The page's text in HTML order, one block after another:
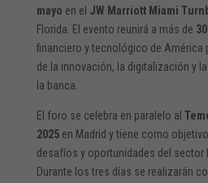
mayo en el JW Marriott Miami
Florida. El evento reunirá a más de
financiero y tecnológico de América
de la innovación, la digitalización y
la banca.
El foro se celebra en paralelo al
2025en Madrid y tiene como
desafíos y oportunidades del sector
Durante los tres días se realizarán